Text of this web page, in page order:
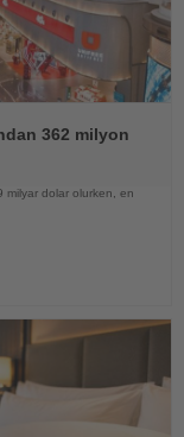
362 milyon
milyar dolar olurken, en